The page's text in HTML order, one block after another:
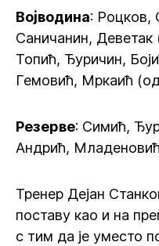
Војводина: Роцков,
Саничанин,
Топић, Ђуричин,
Гемовић, Мркаић
Резерве: Симић,
Андрић,
Тренер Дејан
поставу као и на
с тим да је уместо